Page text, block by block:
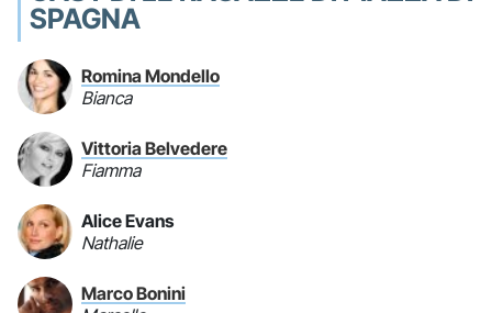
SPAGNA
Romina Mondello
Bianca
Vittoria Belvedere
Fiamma
Alice Evans
Nathalie
Marco Bonini